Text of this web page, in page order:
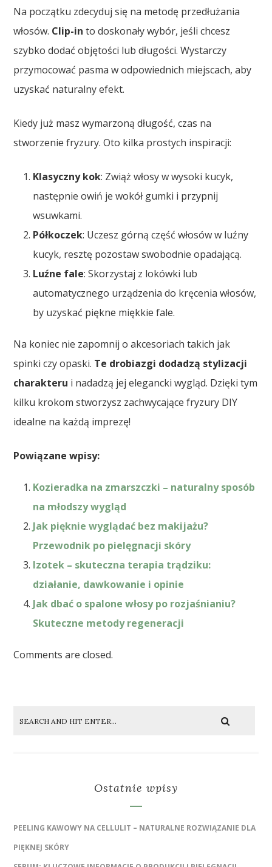
Na początku zdecyduj się na metodę przedłużania
włosów. Clip-in to doskonały wybór, jeśli chcesz
szybko dodać objętości lub długości. Wystarczy
przymocować pasma w odpowiednich miejscach, aby
uzyskać naturalny efekt.
Kiedy już masz wymarzoną długość, czas na
stworzenie fryzury. Oto kilka prostych inspiracji:
Klasyczny kok: Zwiąż włosy w wysoki kucyk,
następnie owiń je wokół gumki i przypnij
wsuwkami.
Półkoczek: Uczesz górną część włosów w luźny
kucyk, resztę pozostaw swobodnie opadającą.
Luźne fale: Skorzystaj z lokówki lub
automatycznego urządzenia do kręcenia włosów,
by uzyskać piękne miękkie fale.
Na koniec nie zapomnij o akcesoriach takich jak
spinki czy opaski. Te drobiazgi dodadzą stylizacji
charakteru i nadadzą jej elegancki wygląd. Dzięki tym
kilku krokom stworzysz zachwycające fryzury DIY
idealne na każdą imprezę!
Powiązane wpisy:
Kozieradka na zmarszczki – naturalny sposób
na młodszy wygląd
Jak pięknie wyglądać bez makijażu?
Przewodnik po pielęgnacji skóry
Izotek – skuteczna terapia trądziku:
działanie, dawkowanie i opinie
Jak dbać o spalone włosy po rozjaśnianiu?
Skuteczne metody regeneracji
Comments are closed.
Ostatnie wpisy
PEELING KAWOWY NA CELLULIT – NATURALNE ROZWIĄZANIE DLA
PIĘKNEJ SKÓRY